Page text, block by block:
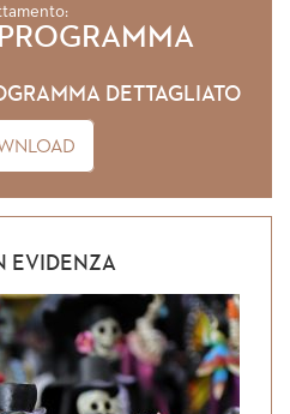
DETTAGLIATO
EVIDENZA